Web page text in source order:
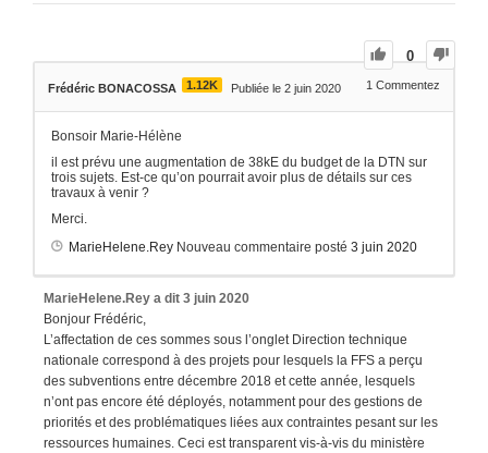
0
Frédéric BONACOSSA 1.12K Publiée le 2 juin 2020 1 Commentez
Bonsoir Marie-Hélène
il est prévu une augmentation de 38kE du budget de la DTN sur
trois sujets. Est-ce qu’on pourrait avoir plus de détails sur ces
travaux à venir ?
Merci.
MarieHelene.Rey Nouveau commentaire posté 3 juin 2020
MarieHelene.Rey a dit 3 juin 2020
Bonjour Frédéric,
L’affectation de ces sommes sous l’onglet Direction technique
nationale correspond à des projets pour lesquels la FFS a perçu
des subventions entre décembre 2018 et cette année, lesquels
n’ont pas encore été déployés, notamment pour des gestions de
priorités et des problématiques liées aux contraintes pesant sur les
ressources humaines. Ceci est transparent vis-à-vis du ministère